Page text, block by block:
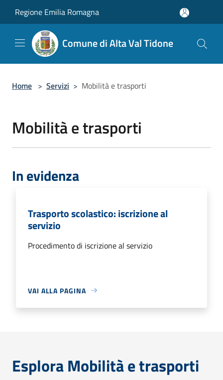
Regione Emilia Romagna
Comune di Alta Val Tidone
Home > Servizi > Mobilità e trasporti
Mobilità e trasporti
In evidenza
Trasporto scolastico: iscrizione al
servizio
Procedimento di iscrizione al servizio
VAI ALLA PAGINA
Esplora Mobilità e trasporti